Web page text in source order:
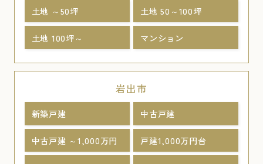
土地 ～50坪 土地 50～100坪
土地 100坪～ マンション
岩出市
新築戸建 中古戸建
中古戸建 ～1,000万円 戸建1,000万円台